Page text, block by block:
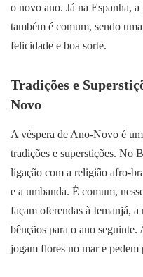
o novo ano. Já na Espanha,
também é comum, sendo
felicidade e boa sorte.
Tradições e
Novo
A véspera de Ano-Novo é
tradições e superstições. No
ligação com a religião afro-
e a umbanda. É comum,
façam oferendas à Iemanjá,
bênçãos para o ano seguinte.
jogam flores no mar e pedem